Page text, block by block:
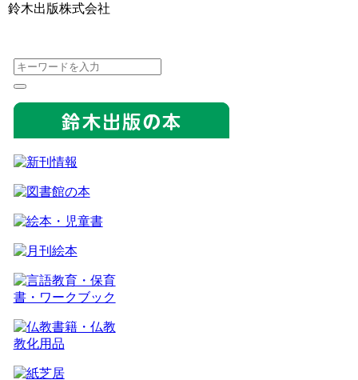
鈴木出版株式会社